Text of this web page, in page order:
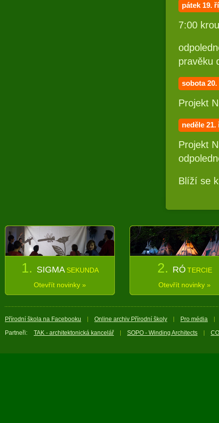
pátek 19.
7:00
pravěku
sobota
Projekt
neděle 21.
Projekt
Blíží se
1. SIGMA SEKUNDA
Otevřít novinky »
2. RÓ TERCIE
Otevřít novinky »
Přírodní škola na Facebooku Online archiv Přírodní školy
Pro média
Partneři:
TAK - architektonická kancelář SOPO - Winding Architects